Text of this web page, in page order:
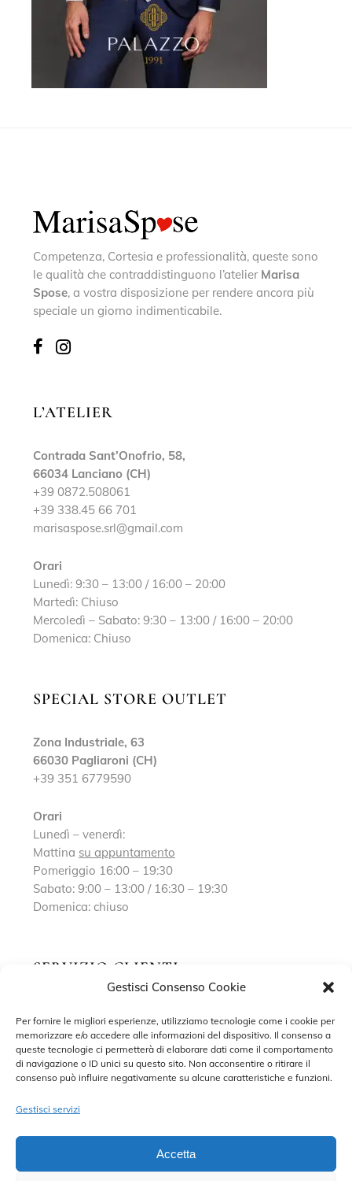
Gestisci Consenso Cookie
Per fornire le migliori esperienze, utilizziamo tecnologie come i cookie per
memorizzare e/o accedere alle informazioni del dispositivo. Il consenso a
queste tecnologie ci permetterà di elaborare dati come il comportamento
di navigazione o ID unici su questo sito. Non acconsentire o ritirare il
consenso può influire negativamente su alcune caratteristiche e funzioni.
Gestisci servizi
Accetta
Competenza, Cortesia e professionalità, queste sono
le qualità che contraddistinguono l’atelier Marisa
Spose, a vostra disposizione per rendere ancora più
speciale un giorno indimenticabile.
L’ATELIER
Contrada Sant’Onofrio, 58,
66034 Lanciano (CH)
+39 0872.508061
+39 338.45 66 701
marisaspose.srl@gmail.com
Orari
Lunedì: 9:30 – 13:00 / 16:00 – 20:00
Martedì: Chiuso
Mercoledì – Sabato: 9:30 – 13:00 / 16:00 – 20:00
Domenica: Chiuso
SPECIAL STORE OUTLET
Zona Industriale, 63
66030 Pagliaroni (CH)
+39 351 6779590
Orari
Lunedì – venerdì:
Mattina su appuntamento
Pomeriggio 16:00 – 19:30
Sabato: 9:00 – 13:00 / 16:30 – 19:30
Domenica: chiuso
SERVIZIO CLIENTI
Contatti
Privacy Policy